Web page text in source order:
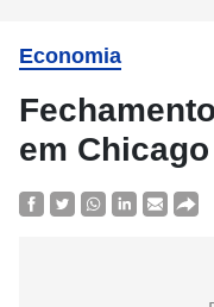
Economia
em Chicago